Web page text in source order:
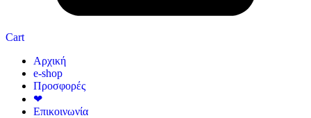
Cart
Αρχική
e-shop
Προσφορές
❤
Επικοινωνία